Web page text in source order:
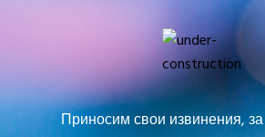
Приносим свои извинения,